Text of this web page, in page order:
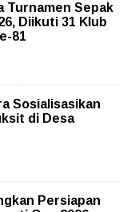
Turnamen Sepak
Diikuti 31 Klub
81
Sosialisasikan
di Desa
Persiapan